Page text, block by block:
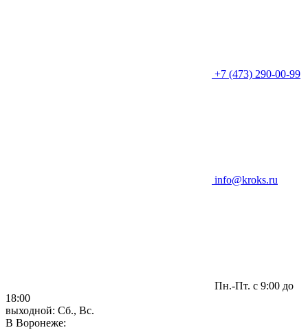
+7 (473) 290-00-99
info@kroks.ru
Пн.-Пт. с 9:00 до
18:00
выходной: Сб., Вс.
В Воронеже: